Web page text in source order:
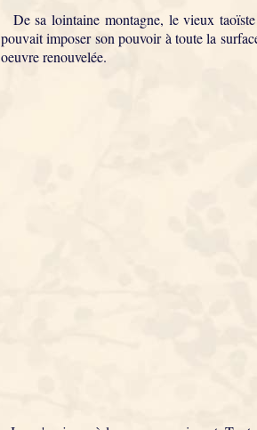
De sa lointaine montagne, le vieux
pouvait imposer son pouvoir à toute la
oeuvre renouvelée.